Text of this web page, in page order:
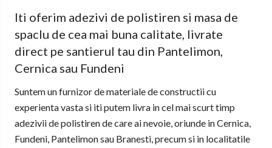
Iti oferim adezivi de polistiren si masa de
spaclu de cea mai buna calitate, livrate
direct pe santierul tau din Pantelimon,
Cernica sau Fundeni
Suntem un furnizor de materiale de constructii cu
experienta vasta si iti putem livra in cel mai scurt timp
adezivii de polistiren de care ai nevoie, oriunde in Cernica,
Fundeni, Pantelimon sau Branesti, precum si in localitatile